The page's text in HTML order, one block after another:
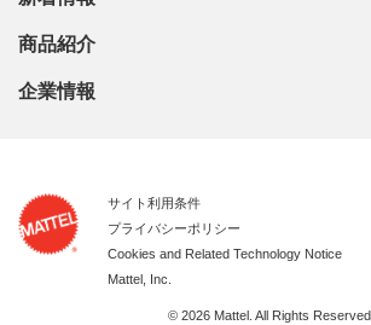
商品紹介
企業情報
サイト利用条件
プライバシーポリシー
Cookies and Related Technology Notice
Mattel, Inc.
© 2026 Mattel. All Rights Reserved.